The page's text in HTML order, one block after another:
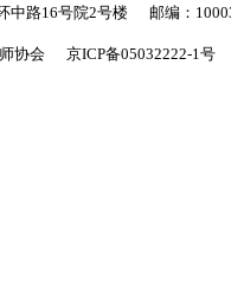
中路16号院2号楼 邮编：
协会 京ICP备05032222-1号